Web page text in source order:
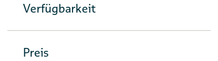
Verfügbarkeit
Preis